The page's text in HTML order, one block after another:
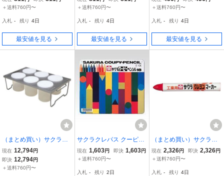
巻 パック入 くろ LP-P#4
＋送料760円〜
入札 - 残り 4日
最安値を見る
単色 ふじいろ JFYバラ#1
＋送料760円〜
入札 - 残り 4日
最安値を見る
5ml 単色 パック入り あか
＋送料760円〜
入札 - 残り 4日
最安値を見る
（まとめ買い）サクラク
レパス えのぐ溶き皿 共同
制作用 乾燥防止用フタ付
き トキザラ6A 〔×3〕
現在 12,794円
即決 12,794円
＋送料760円〜
サクラクレパス クーピー
ペンシル18色(缶入り) FY
18 00007450
現在 1,603円 即決 1,603円
＋送料760円〜
入札 - 残り 2日
（まとめ買い）サクラク
レパス 工業用 クレヨン
マーカー 赤 GHY#19 〔1
現在 2,326円 即決 2,326円
＋送料760円〜
入札 - 残り 4日